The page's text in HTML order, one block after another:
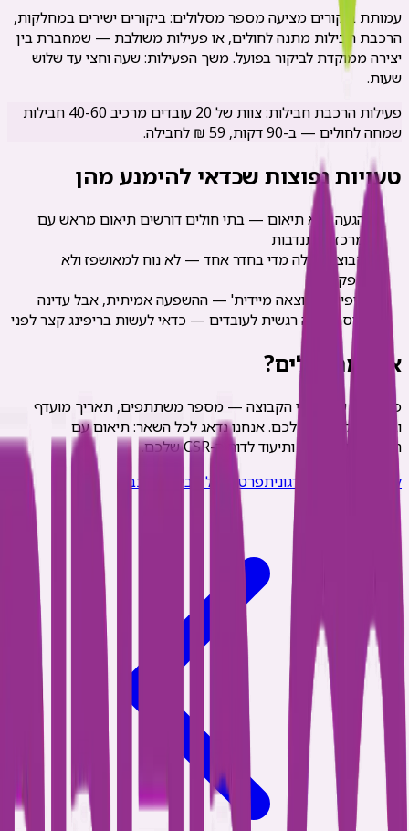
עמותת ביקורים מציעה מספר מסלולים: ביקורים ישירים במחלקות,
הרכבת חבילות מתנה לחולים, או פעילות משולבת — שמחברת בין
יצירה ממוקדת לביקור בפועל. משך הפעילות: שעה וחצי עד שלוש
שעות.
פעילות הרכבת חבילות: צוות של 20 עובדים מרכיב 40-60 חבילות
שמחה לחולים — ב-90 דקות, 59 ₪ לחבילה.
טעויות נפוצות שכדאי להימנע מהן
הגעה ללא תיאום — בתי חולים דורשים תיאום מראש עם
מרכז ההתנדבות
קבוצה גדולה מדי בחדר אחד — לא נוח למאושפז ולא
אפקטיבי
ציפייה ל'תוצאה מיידית' — ההשפעה אמיתית, אבל עדינה
חוסר הכנה רגשית לעובדים — כדאי לעשות בריפינג קצר לפני
איך מתחילים?
פנו אלינו עם פרטי הקבוצה — מספר משתתפים, תאריך מועדף
ובית החולים הנוח לכם. אנחנו נדאג לכל השאר: תיאום עם
המחלקות, הנחיה, ותיעוד לדוח ה-CSR שלכם.
לתיאום פעילות ארגוניתפרטים על חבילת הרכבה